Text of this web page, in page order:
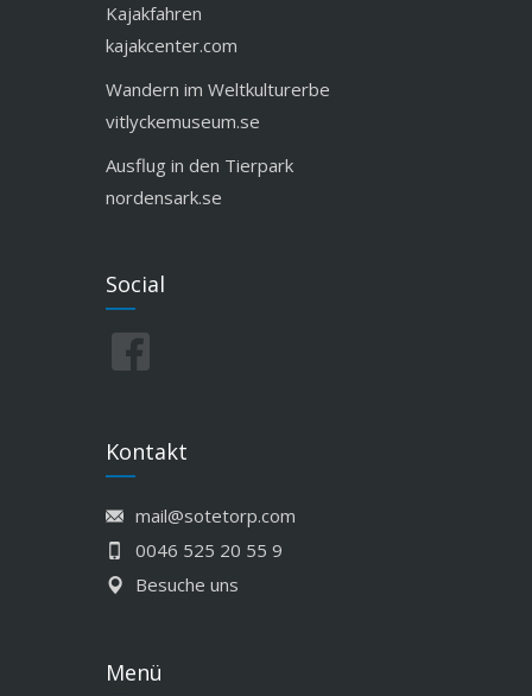
Kajakfahren
kajakcenter.com
Wandern im Weltkulturerbe
vitlyckemuseum.se
Ausflug in den Tierpark
nordensark.se
Social
Kontakt
mail@sotetorp.com
0046 525 20 55 9
Besuche uns
Menü